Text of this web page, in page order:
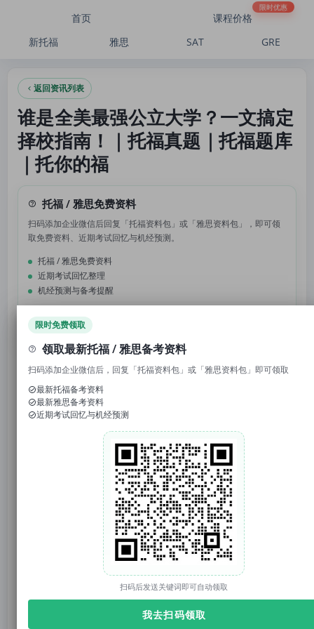
谁是全美最强公立大学？一文搞定择校指南！｜托福真题｜托福题库｜托你的福
首页 课程价格
限时优惠
新托福 雅思 SAT GRE
返回资讯列表
谁是全美最强公立大学？一文搞定
择校指南！｜托福真题｜托福题库
｜托你的福
托福 / 雅思免费资料
扫码添加企业微信后回复「托福资料包」或「雅思资料包」，即可领
取免费资料、近期考试回忆与机经预测。
托福 / 雅思免费资料
近期考试回忆整理
机经预测与备考提醒
1. 回复“模考”，免费参加托福/雅思/SAT真题模考
2. 回复考试日期如“0117”，领取考试预测题
3. 回复托福成绩如“托福98”，获得雅思成绩换算
官网：tuonidefu.com.cn
在藤校IVY Day 放榜之际，美本如何择校也成为了无
数留学家庭的老大难。
限时免费领取
领取最新托福 / 雅思备考资料
扫码添加企业微信后，回复「托福资料包」或「雅思资料包」即可领取
最新托福备考资料
最新雅思备考资料
近期考试回忆与机经预测
扫码后发送关键词即可自动领取
我去扫码领取